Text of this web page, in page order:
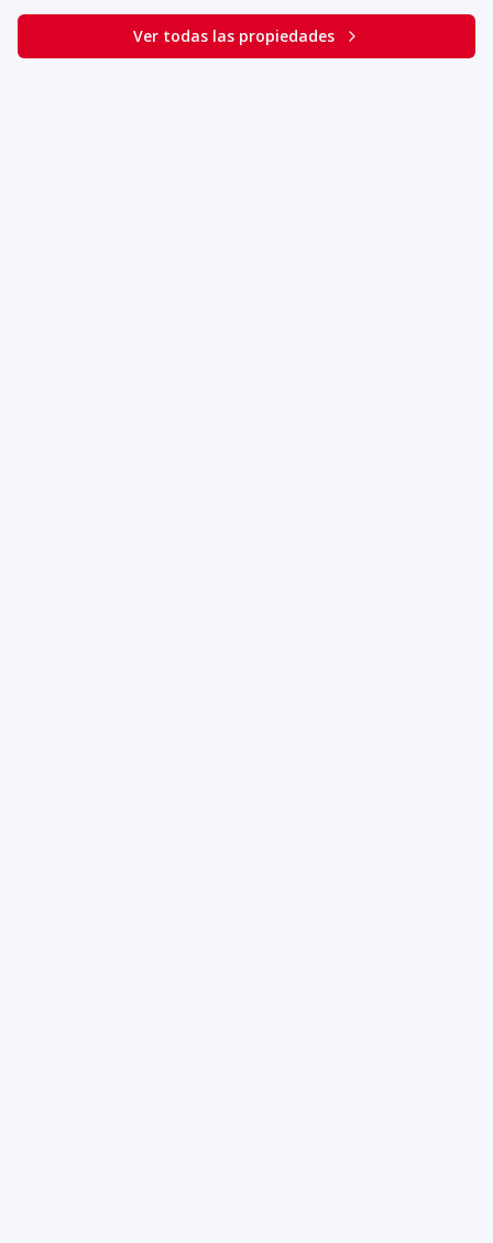
Ver todas las propiedades